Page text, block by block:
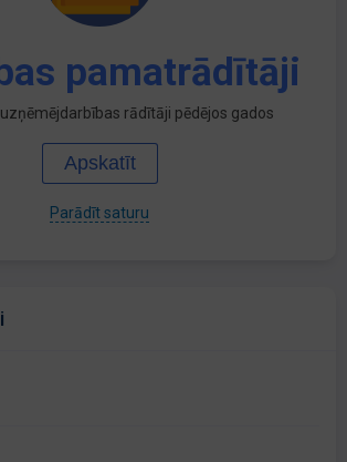
pamatrādītāji
rādītāji pēdējos gados
Apskatīt
Parādīt saturu